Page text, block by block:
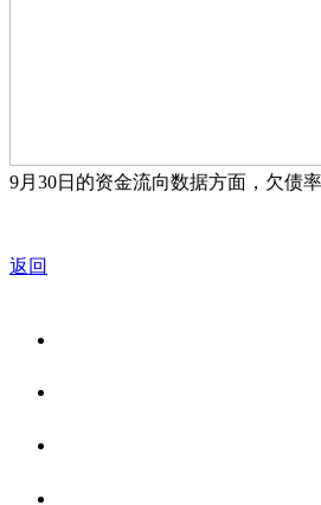
9月30日的资金流向数据方面，欠债率
返回